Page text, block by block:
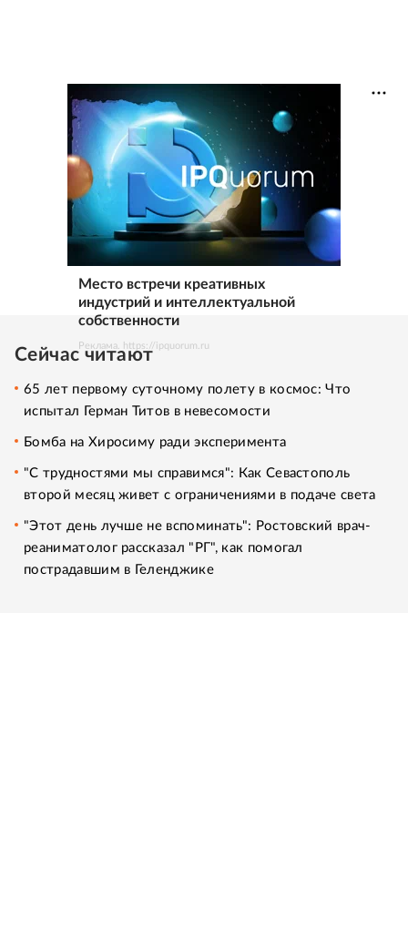
Место встречи креативных
индустрий и интеллектуальной
собственности
Реклама. https://ipquorum.ru
Сейчас читают
65 лет первому суточному полету в космос: Что
испытал Герман Титов в невесомости
Бомба на Хиросиму ради эксперимента
"С трудностями мы справимся": Как Севастополь
второй месяц живет с ограничениями в подаче света
"Этот день лучше не вспоминать": Ростовский врач-
реаниматолог рассказал "РГ", как помогал
пострадавшим в Геленджике